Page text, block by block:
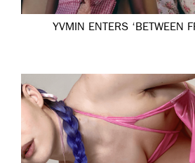
YVMIN ENTERS ‘BETWEEN